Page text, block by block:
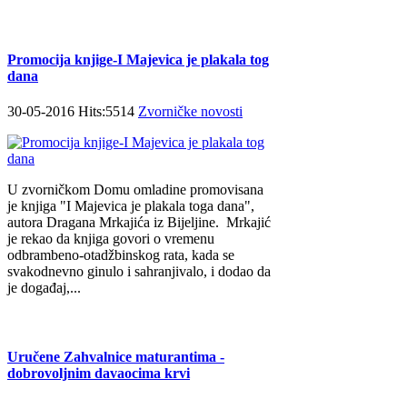
Promocija knjige-I Majevica je plakala tog
dana
30-05-2016 Hits:5514 Zvorničke novosti
U zvorničkom Domu omladine promovisana
je knjiga "I Majevica je plakala toga dana",
autora Dragana Mrkajića iz Bijeljine. Mrkajić
je rekao da knjiga govori o vremenu
odbrambeno-otadžbinskog rata, kada se
svakodnevno ginulo i sahranjivalo, i dodao da
je događaj,...
Uručene Zahvalnice maturantima -
dobrovoljnim davaocima krvi